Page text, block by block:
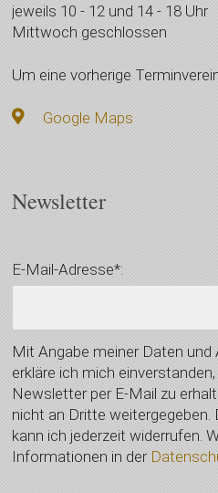
jeweils 10 - 12 und 14 - 18 Uhr
Mittwoch geschlossen
Um eine vorherige
Google Maps
Newsletter
E-Mail-Adresse*:
Mit Angabe meiner Daten und
erkläre ich mich
Newsletter per E-Mail zu
nicht an Dritte weitergegeben.
kann ich jederzeit widerrufen.
Informationen in der